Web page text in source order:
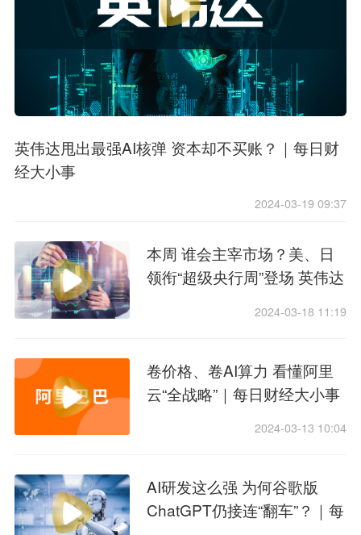
英伟达甩出最强AI核弹 资本却不买账？｜每日财
经大小事
2024-03-19 09:37
本周 谁会主宰市场？美、日
领衔“超级央行周”登场 英伟达
轮飞跃｜每日财经大小事
2024-03-18 11:19
卷价格、卷AI算力 看懂阿里
云“全战略”｜每日财经大小事
2024-03-13 10:04
AI研发这么强 为何谷歌版
ChatGPT仍接连“翻车”？｜每